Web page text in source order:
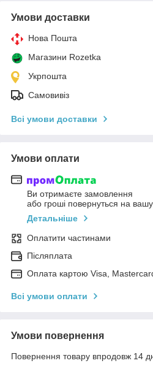
Умови доставки
Нова Пошта
Магазини Rozetka
Укрпошта
Самовивіз
Всі умови доставки
Умови оплати
Ви отримаєте замовлення
або гроші повернуться на вашу
Детальніше
Оплатити частинами
Післяплата
Оплата картою Visa,
Всі умови оплати
Умови повернення
Повернення товару впродовж 14